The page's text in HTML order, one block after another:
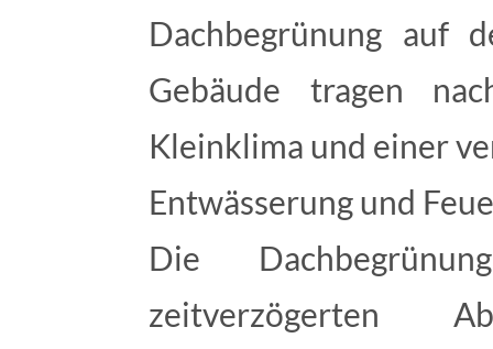
Dachbegrünung auf
Gebäude tragen
Kleinklima und einer
Entwässerung und
Die
zeitverzögerten